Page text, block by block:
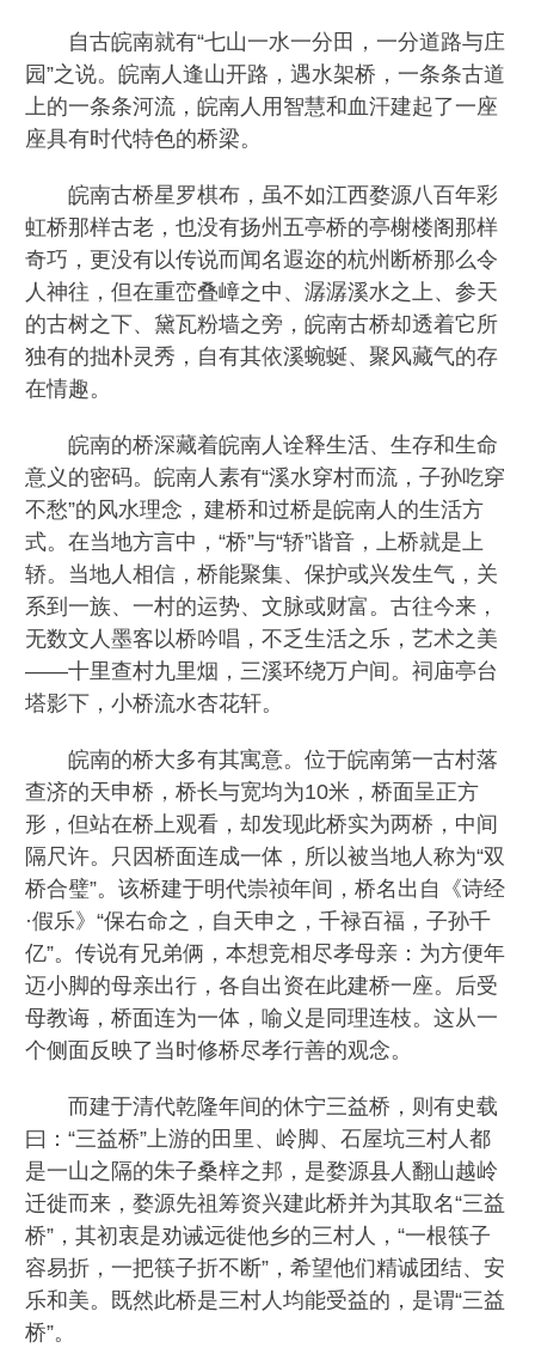
自古皖南就有“七山一水一分田，一分道路与庄
园”之说。皖南人逢山开路，遇水架桥，一条条古道
上的一条条河流，皖南人用智慧和血汗建起了一座
座具有时代特色的桥梁。
皖南古桥星罗棋布，虽不如江西婺源八百年彩
虹桥那样古老，也没有扬州五亭桥的亭榭楼阁那样
奇巧，更没有以传说而闻名遐迩的杭州断桥那么令
人神往，但在重峦叠嶂之中、潺潺溪水之上、参天
的古树之下、黛瓦粉墙之旁，皖南古桥却透着它所
独有的拙朴灵秀，自有其依溪蜿蜒、聚风藏气的存
在情趣。
皖南的桥深藏着皖南人诠释生活、生存和生命
意义的密码。皖南人素有“溪水穿村而流，子孙吃穿
不愁”的风水理念，建桥和过桥是皖南人的生活方
式。在当地方言中，“桥”与“轿”谐音，上桥就是上
轿。当地人相信，桥能聚集、保护或兴发生气，关
系到一族、一村的运势、文脉或财富。古往今来，
无数文人墨客以桥吟唱，不乏生活之乐，艺术之美
——十里查村九里烟，三溪环绕万户间。祠庙亭台
塔影下，小桥流水杏花轩。
皖南的桥大多有其寓意。位于皖南第一古村落
查济的天申桥，桥长与宽均为10米，桥面呈正方
形，但站在桥上观看，却发现此桥实为两桥，中间
隔尺许。只因桥面连成一体，所以被当地人称为“双
桥合璧”。该桥建于明代崇祯年间，桥名出自《诗经
·假乐》“保右命之，自天申之，千禄百福，子孙千
亿”。传说有兄弟俩，本想竞相尽孝母亲：为方便年
迈小脚的母亲出行，各自出资在此建桥一座。后受
母教诲，桥面连为一体，喻义是同理连枝。这从一
个侧面反映了当时修桥尽孝行善的观念。
而建于清代乾隆年间的休宁三益桥，则有史载
曰：“三益桥”上游的田里、岭脚、石屋坑三村人都
是一山之隔的朱子桑梓之邦，是婺源县人翻山越岭
迁徙而来，婺源先祖筹资兴建此桥并为其取名“三益
桥”，其初衷是劝诫远徙他乡的三村人，“一根筷子
容易折，一把筷子折不断”，希望他们精诚团结、安
乐和美。既然此桥是三村人均能受益的，是谓“三益
桥”。